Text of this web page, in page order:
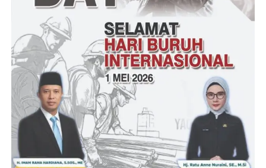
Lingkungan Kelurahan Tegal Ratu teruslah belajar dan gemar
membaca Al-Quran, bukan hanya sebatas mengikuti lomba
Tilawatil Qur’an saja, akan tetapi terus diamalkan dan diterapkan
dikehidupan sehari-harinya,”Tutup Husnimah.
Irul
Post Views: 21